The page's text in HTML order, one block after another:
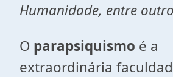
Humanidade, entre
O parapsiquismo é a
extraordinária